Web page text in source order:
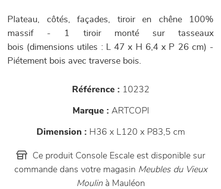
Plateau, côtés, façades, tiroir en chêne 100%
massif - 1 tiroir monté sur tasseaux
bois (dimensions utiles : L 47 x H 6,4 x P 26 cm) -
Piétement bois avec traverse bois.
Référence : 10232
Marque : ARTCOPI
Dimension : H36 x L120 x P83,5 cm
Ce produit Console Escale est disponible sur
commande dans votre magasin Meubles du Vieux
Moulinà Mauléon